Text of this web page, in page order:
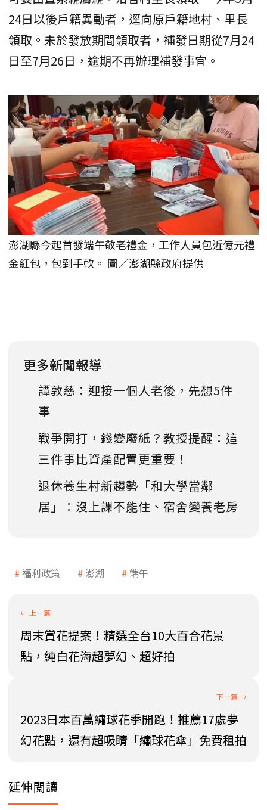
24日以後戶籍異動者，逕向原戶籍地村、里長
領取。未於發放期間領取者，補發日期從7月24
日至7月26日，逾期不再辦理補發事宜。
澎湖縣今起首發端午敬老禮金，工作人員包近億元禮
金紅包，包到手軟。 圖／澎湖縣政府提供
更多新聞報導
譚敦慈：迎接一個人老後，先想5件
事
戰爭開打，錢變廢紙？教授提醒：這
三件事比資產配置更重要！
退休養生村新趨勢「和大學當鄰
居」：沒上課不能住、宿舍變養老房
福利政策 澎湖 端午
周末賞花提案！精選全台10大百合花景
點，純白花海超夢幻、超好拍
2023日本百萬繡球花季開跑！推薦17處夢
幻花點，還有超吸睛「繡球花傘」免費租拍
延伸閱讀